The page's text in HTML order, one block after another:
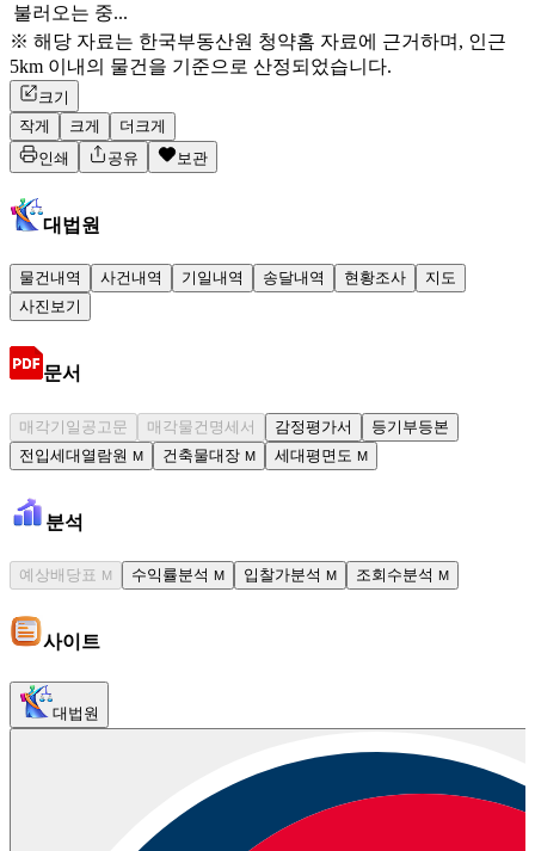
불러오는 중...
※ 해당 자료는 한국부동산원 청약홈 자료에 근거하며, 인근
5km 이내의 물건을 기준으로 산정되었습니다.
크기
작게
크게
더크게
인쇄
공유 보관
대법원
물건내역 사건내역 기일내역 송달내역 현황조사
지도
사진보기
문서
매각기일공고문 매각물건명세서 감정평가서
등기부등본
전입세대열람원 M 건축물대장 M 세대평면도 M
분석
예상배당표 M 수익률분석 M 입찰가분석 M 조회수분석 M
사이트
대법원